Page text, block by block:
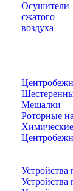
Осушители
сжатого
воздуха
Мешалки
Роторные
Устройства
Устройства